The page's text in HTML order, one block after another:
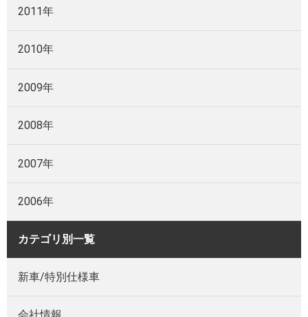
2011年
2010年
2009年
2008年
2007年
2006年
カテゴリ別一覧
新車/特別仕様車